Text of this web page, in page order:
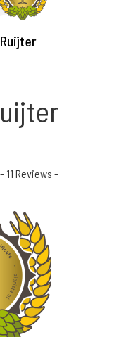
- 11 Reviews -